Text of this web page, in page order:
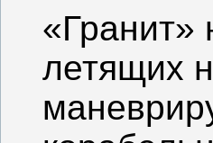
«Гранит»
летящих